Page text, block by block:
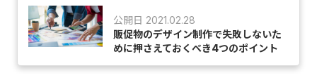
公開日 2021.02.28
販促物のデザイン制作で失敗しないた
めに押さえておくべき4つのポイント